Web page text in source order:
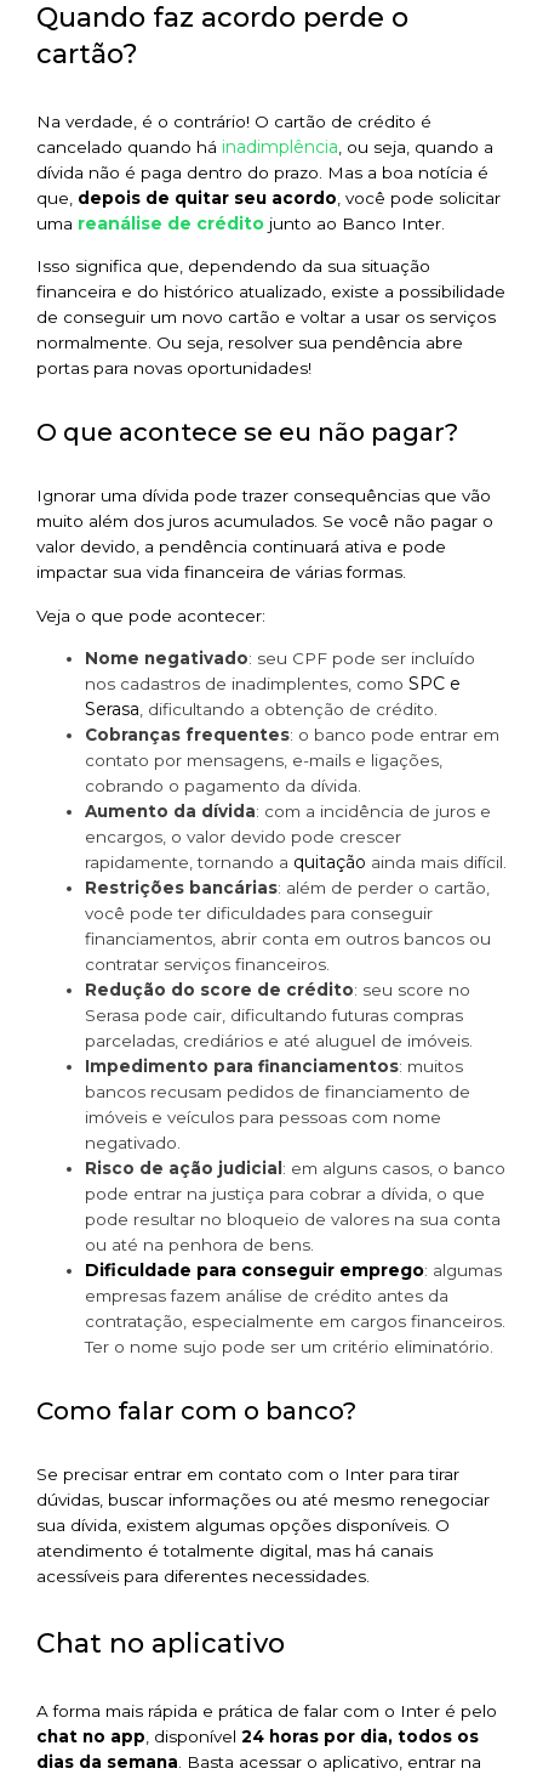
Quando faz acordo perde o
cartão?
Na verdade, é o contrário! O cartão de crédito é
cancelado quando há inadimplência , ou seja, quando a
dívida não é paga dentro do prazo. Mas a boa notícia é
que, depois de quitar seu acordo , você pode solicitar
uma reanálise de crédito junto ao Banco Inter.
Isso significa que, dependendo da sua situação
financeira e do histórico atualizado, existe a possibilidade
de conseguir um novo cartão e voltar a usar os serviços
normalmente. Ou seja, resolver sua pendência abre
portas para novas oportunidades!
O que acontece se eu não pagar?
Ignorar uma dívida pode trazer consequências que vão
muito além dos juros acumulados. Se você não pagar o
valor devido, a pendência continuará ativa e pode
impactar sua vida financeira de várias formas.
Veja o que pode acontecer:
Nome negativado: seu CPF pode ser incluído
nos cadastros de inadimplentes, como SPC e
Serasa , dificultando a obtenção de crédito.
Cobranças frequentes: o banco pode entrar em
contato por mensagens, e-mails e ligações,
cobrando o pagamento da dívida.
Aumento da dívida: com a incidência de juros e
encargos, o valor devido pode crescer
rapidamente, tornando a quitação ainda mais difícil.
Restrições bancárias: além de perder o cartão,
você pode ter dificuldades para conseguir
financiamentos, abrir conta em outros bancos ou
contratar serviços financeiros.
Redução do score de crédito: seu score no
Serasa pode cair, dificultando futuras compras
parceladas, crediários e até aluguel de imóveis.
Impedimento para financiamentos: muitos
bancos recusam pedidos de financiamento de
imóveis e veículos para pessoas com nome
negativado.
Risco de ação judicial : em alguns casos, o banco
pode entrar na justiça para cobrar a dívida, o que
pode resultar no bloqueio de valores na sua conta
ou até na penhora de bens.
Dificuldade para conseguir emprego: algumas
empresas fazem análise de crédito antes da
contratação, especialmente em cargos financeiros.
Ter o nome sujo pode ser um critério eliminatório.
Como falar com o banco?
Se precisar entrar em contato com o Inter para tirar
dúvidas, buscar informações ou até mesmo renegociar
sua dívida, existem algumas opções disponíveis. O
atendimento é totalmente digital, mas há canais
acessíveis para diferentes necessidades.
Chat no aplicativo
A forma mais rápida e prática de falar com o Inter é pelo
chat no app , disponível 24 horas por dia, todos os
dias da semana . Basta acessar o aplicativo, entrar na